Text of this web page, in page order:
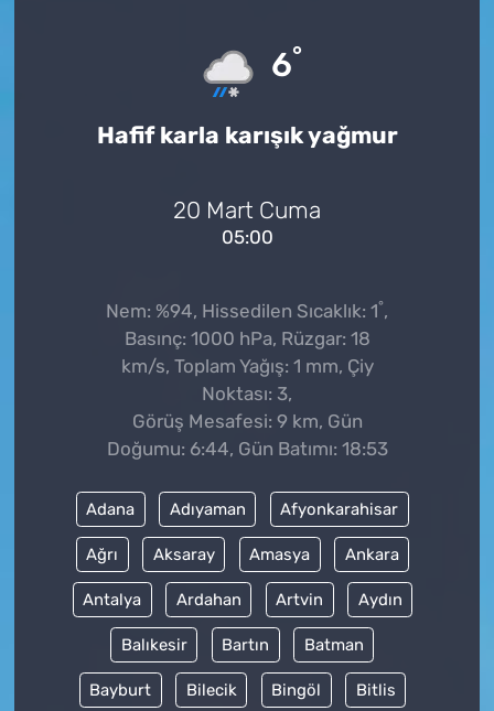
6°
Hafif karla karışık yağmur
20 Mart Cuma
05:00
Nem: %94, Hissedilen Sıcaklık: 1°,
Basınç: 1000 hPa, Rüzgar: 18
km/s, Toplam Yağış: 1 mm, Çiy
Noktası: 3,
Görüş Mesafesi: 9 km, Gün
Doğumu: 6:44, Gün Batımı: 18:53
Adana Adıyaman Afyonkarahisar
Ağrı Aksaray Amasya Ankara
Antalya Ardahan Artvin Aydın
Balıkesir Bartın Batman
Bayburt Bilecik Bingöl Bitlis